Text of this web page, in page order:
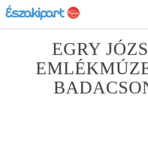
EGRY